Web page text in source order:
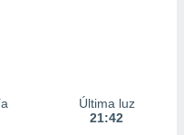
Última luz
21:42